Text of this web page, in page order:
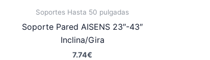
Soportes Hasta 50 pulgadas
Soporte Pared AISENS 23″-43″
Inclina/Gira
7.74€